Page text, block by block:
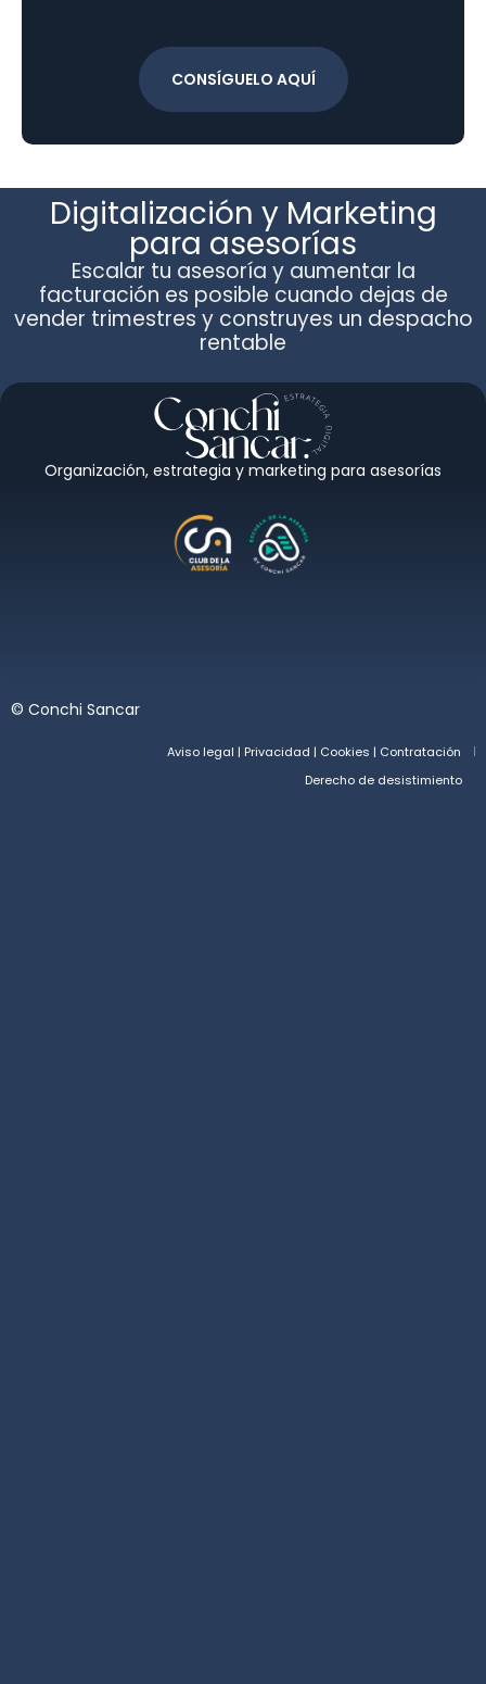
CONSÍGUELO AQUÍ
Digitalización y Marketing
para asesorías
Escalar tu asesoría y aumentar la
facturación es posible cuando dejas de
vender trimestres y construyes un despacho
rentable
Organización, estrategia y marketing para asesorías
© Conchi Sancar
Aviso legal | Privacidad | Cookies | Contratación
Derecho de desistimiento